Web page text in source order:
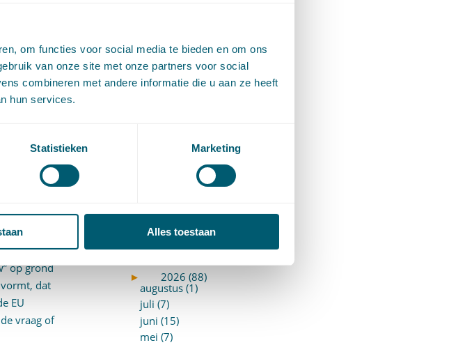
om functies voor social media te bieden en om ons
van onze site met onze partners voor social
combineren met andere informatie die u aan ze heeft
hun services.
Statistieken Marketing
Alles toestaan
dienst
dat die
de
hof zou
zou
sprake is
wordt
op grond
dat
EU
vraag of
Proces- en beslagrecht(906)
Strafrecht(12)
Verbintenissenrecht(323)
Verzekeringsrecht(85)
cassatierechtspraak
(14)
Wvggz – Wzd (Wet Bopz
►
2026 (88)
augustus (1)
juli (7)
juni (15)
mei (7)